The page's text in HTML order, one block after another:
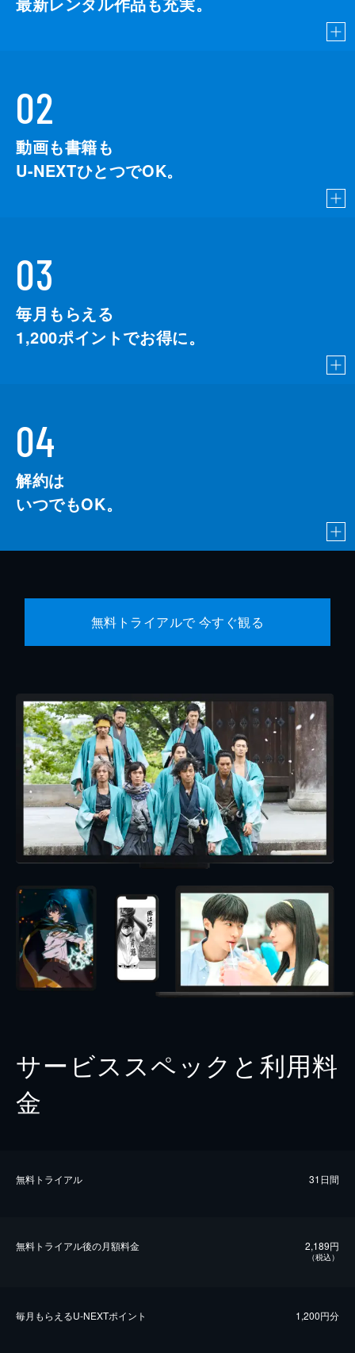
02
動画も書籍も
U-NEXTひとつでOK。
03
毎月もらえる
1,200ポイントでお得に。
04
解約は
いつでもOK。
無料トライアルで 今すぐ観る
サービススペックと利用料
金
無料トライアル 31日間
無料トライアル後の⽉額料金 2,189円
（税込）
毎⽉もらえるU-NEXTポイント 1,200円分